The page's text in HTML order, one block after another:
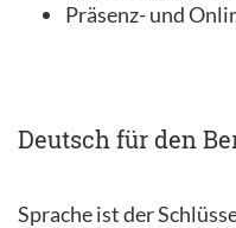
Präsenz- und
Deutsch für den
Sprache ist der